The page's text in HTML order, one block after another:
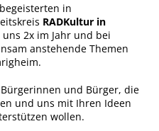
- Service BW
Service
in
RADKultur in
2x im Jahr und bei
anstehende Themen
und Bürger, die
und uns mit Ihren Ideen
wollen.